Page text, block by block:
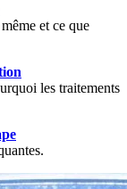
et ce que
les traitements